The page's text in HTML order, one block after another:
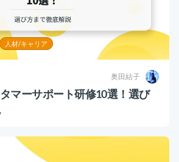
セミナー
メルマガ登録
相談する
人材/キャリア
奥田結子
マーサポート研修10選！選び